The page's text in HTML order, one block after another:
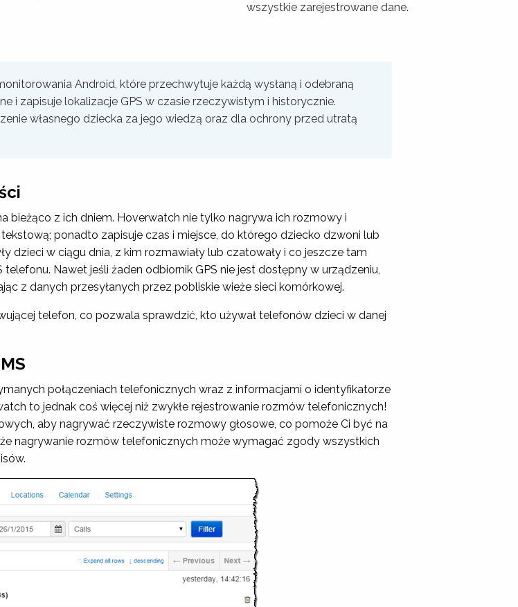
wszystkie zarejestrowane dane.
Android, które przechwytuje każdą wysłaną i odebraną
i zapisuje lokalizacje GPS w czasie rzeczywistym i historycznie.
własnego dziecka za jego wiedzą oraz dla ochrony przed utratą
bieżąco z ich dniem. Hoverwatch nie tylko nagrywa ich rozmowy i
ponadto zapisuje czas i miejsce, do którego dziecko dzwoni lub
dzieci w ciągu dnia, z kim rozmawiały lub czatowały i co jeszcze tam
Nawet jeśli żaden odbiornik GPS nie jest dostępny w urządzeniu,
z danych przesyłanych przez pobliskie wieże sieci komórkowej.
telefon, co pozwala sprawdzić, kto używał telefonów dzieci w danej
połączeniach telefonicznych wraz z informacjami o identyfikatorze
to jednak coś więcej niż zwykłe rejestrowanie rozmów telefonicznych!
, aby nagrywać rzeczywiste rozmowy głosowe, co pomoże Ci być na
nagrywanie rozmów telefonicznych może wymagać zgody wszystkich